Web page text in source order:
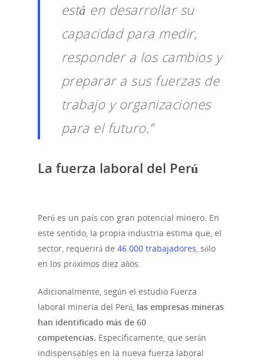
está en desarrollar su
capacidad para medir,
responder a los cambios y
preparar a sus fuerzas de
trabajo y organizaciones
para el futuro.”
La fuerza laboral del Perú
Perú es un país con gran potencial minero. En
este sentido, la propia industria estima que, el
sector, requerirá de 46.000 trabajadores, sólo
en los próximos diez años.
Adicionalmente, según el estudio Fuerza
laboral minería del Perú, las empresas mineras
han identificado más de 60
competencias. Específicamente, que serán
indispensables en la nueva fuerza laboral
Noticias